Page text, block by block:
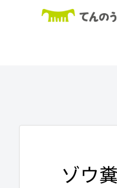
ゾウ